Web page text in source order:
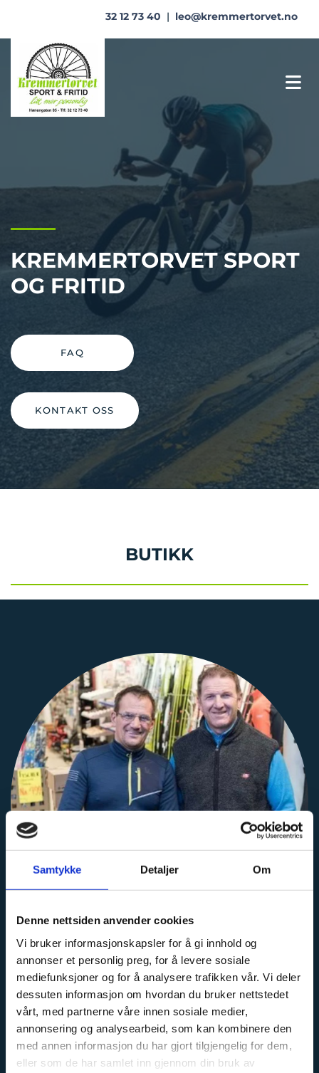
Samtykke Detaljer Om
Denne nettsiden anvender cookies
Vi bruker informasjonskapsler for å gi innhold og
annonser et personlig preg, for å levere sosiale
mediefunksjoner og for å analysere trafikken vår. Vi deler
dessuten informasjon om hvordan du bruker nettstedet
vårt, med partnerne våre innen sosiale medier,
annonsering og analysearbeid, som kan kombinere den
med annen informasjon du har gjort tilgjengelig for dem,
eller som de har samlet inn gjennom din bruk av
32 12 73 40 | leo@kremmertorvet.no
KREMMERTORVET SPORT
OG FRITID
FAQ
KONTAKT OSS
BUTIKK
OM OSS
Kremmertorvet Sport og Fritid er en fagbutikk, med
stort fokus på sykkel, langrenn og fiske. Vi har erfarne